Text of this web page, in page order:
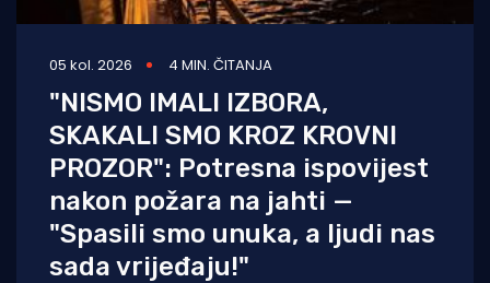
05 kol. 2026 4 MIN. ČITANJA
"NISMO IMALI IZBORA,
SKAKALI SMO KROZ KROVNI
PROZOR": Potresna ispovijest
nakon požara na jahti —
"Spasili smo unuka, a ljudi nas
sada vrijeđaju!"